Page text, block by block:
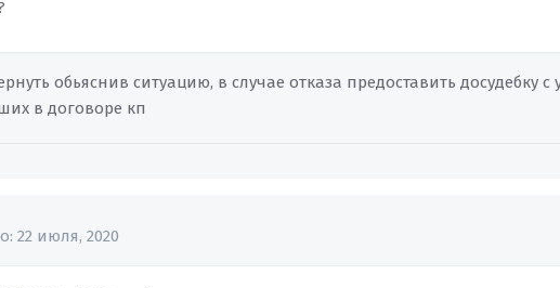
обьяснив ситуацию, в случае отказа предоставить досудебку
в договоре кп
22 июля, 2020